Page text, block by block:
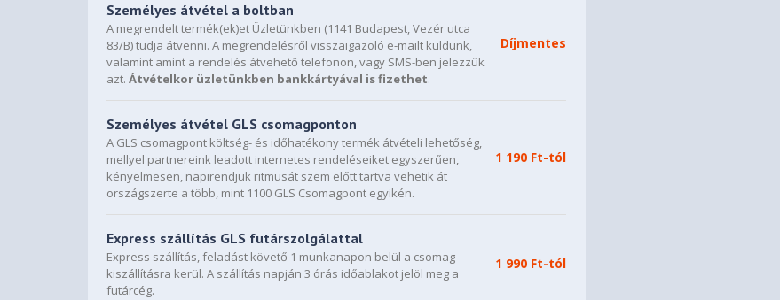
Személyes átvétel a boltban
A megrendelt termék(ek)et Üzletünkben (1141 Budapest, Vezér utca
83/B) tudja átvenni. A megrendelésről visszaigazoló e-mailt küldünk,
valamint amint a rendelés átvehető telefonon, vagy SMS-ben jelezzük
azt.Átvételkor üzletünkben bankkártyával is fizethet.
Díjmentes
Személyes átvétel GLS csomagponton
A GLS csomagpont költség- és időhatékony termék átvételi lehetőség,
mellyel partnereink leadott internetes rendeléseiket egyszerűen,
kényelmesen, napirendjük ritmusát szem előtt tartva vehetik át
országszerte a több, mint 1100 GLS Csomagpont egyikén.
1 190 Ft-tól
Express szállítás GLS futárszolgálattal
Express szállítás, feladást követő 1 munkanapon belül a csomag
kiszállításra kerül. A szállítás napján 3 órás időablakot jelöl meg a
futárcég.
1 990 Ft-tól